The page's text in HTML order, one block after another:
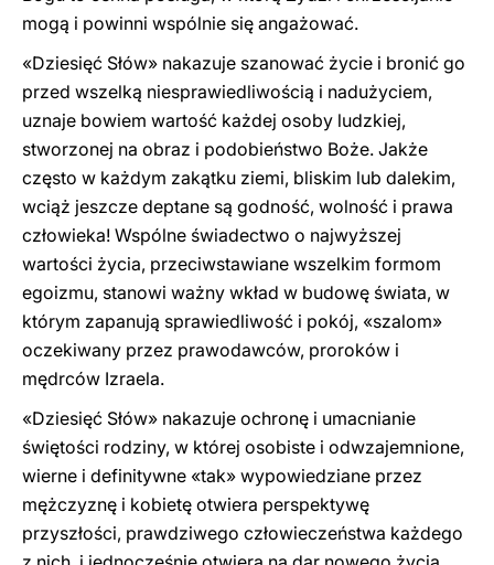
mogą i powinni wspólnie się angażować.
«Dziesięć Słów» nakazuje szanować życie i bronić go
przed wszelką niesprawiedliwością i nadużyciem,
uznaje bowiem wartość każdej osoby ludzkiej,
stworzonej na obraz i podobieństwo Boże. Jakże
często w każdym zakątku ziemi, bliskim lub dalekim,
wciąż jeszcze deptane są godność, wolność i prawa
człowieka! Wspólne świadectwo o najwyższej
wartości życia, przeciwstawiane wszelkim formom
egoizmu, stanowi ważny wkład w budowę świata, w
którym zapanują sprawiedliwość i pokój, «szalom»
oczekiwany przez prawodawców, proroków i
mędrców Izraela.
«Dziesięć Słów» nakazuje ochronę i umacnianie
świętości rodziny, w której osobiste i odwzajemnione,
wierne i definitywne «tak» wypowiedziane przez
mężczyznę i kobietę otwiera perspektywę
przyszłości, prawdziwego człowieczeństwa każdego